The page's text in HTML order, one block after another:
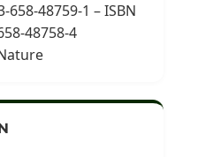
658-48759-1 – ISBN
48758-4